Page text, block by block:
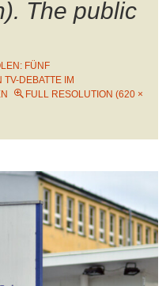
The public
FÜNF
DEBATTE IM
FULL RESOLUTION (620 ×